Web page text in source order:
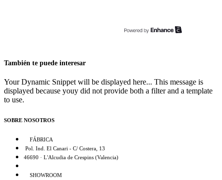
También te puede interesar
Your Dynamic Snippet will be displayed here... This message is
displayed because youy did not provide both a filter and a template
to use.
SOBRE NOSOTROS
FÁBRICA
Pol. Ind. El Canari - C/ Costera, 13
46690 · L'Alcudia de Crespins (Valencia)
SHOWROOM